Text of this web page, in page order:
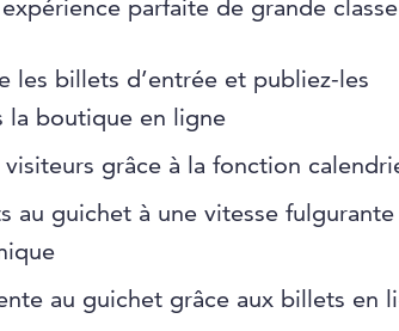
parfaite de grande
les billets d’entrée et publiez-les
la boutique en ligne
grâce à la fonction
au guichet à une vitesse
au guichet grâce aux billets en